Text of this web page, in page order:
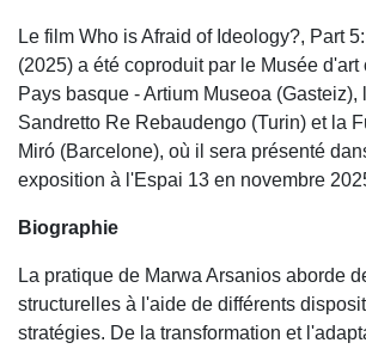
Le film Who is Afraid of Ideology?, Part
(2025) a été coproduit par le Musée d'art
Pays basque - Artium Museoa
Sandretto Re Rebaudengo (Turin) et la
Miró (Barcelone), où il sera présenté
exposition à l'Espai 13 en novembre
Biographie
La pratique de Marwa Arsanios aborde
structurelles à l'aide de différents
stratégies. De la transformation et